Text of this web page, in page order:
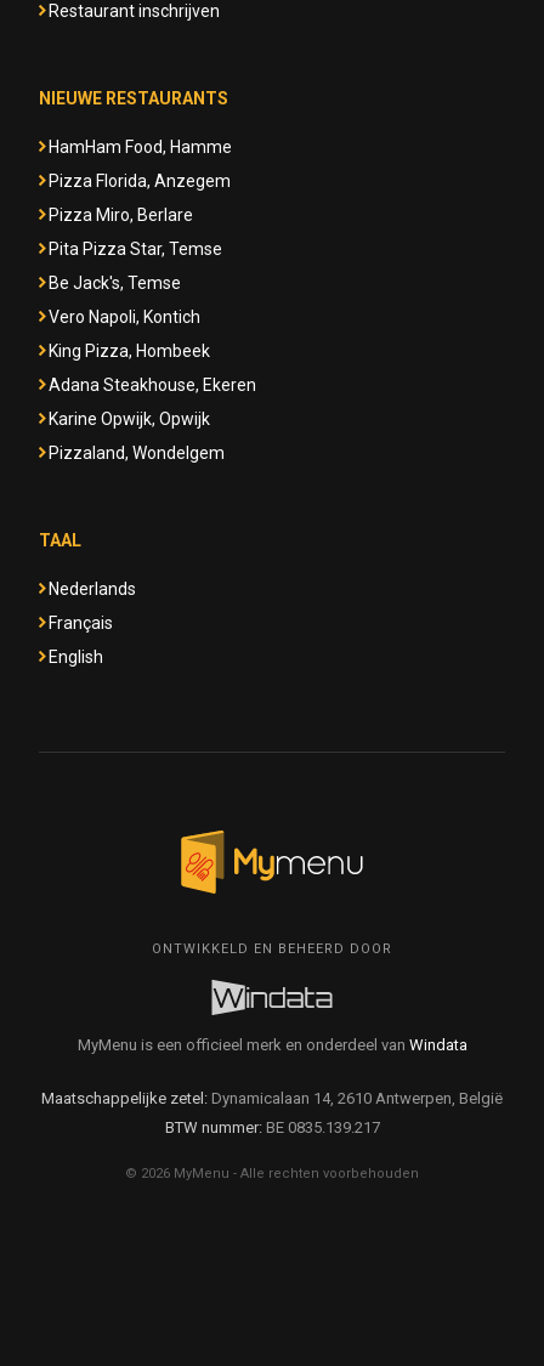
Restaurant inschrijven
NIEUWE RESTAURANTS
HamHam Food, Hamme
Pizza Florida, Anzegem
Pizza Miro, Berlare
Pita Pizza Star, Temse
Be Jack's, Temse
Vero Napoli, Kontich
King Pizza, Hombeek
Adana Steakhouse, Ekeren
Karine Opwijk, Opwijk
Pizzaland, Wondelgem
TAAL
Nederlands
Français
English
ONTWIKKELD EN BEHEERD DOOR
MyMenu is een officieel merk en onderdeel van Windata
Maatschappelijke zetel: Dynamicalaan 14, 2610 Antwerpen, België
BTW nummer:BE 0835.139.217
© 2026 MyMenu - Alle rechten voorbehouden